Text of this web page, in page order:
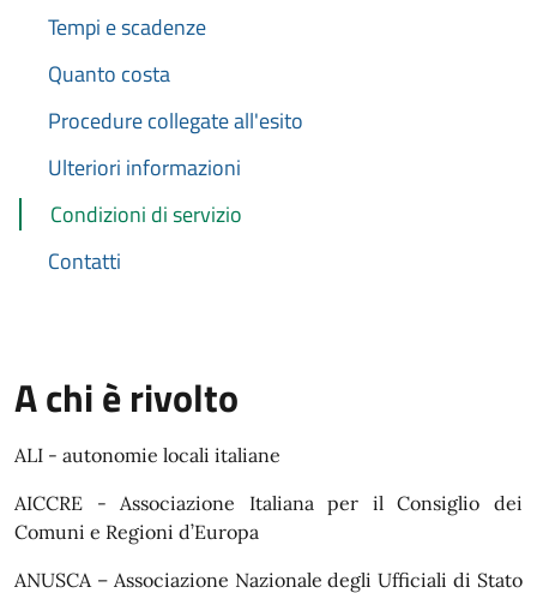
Tempi e scadenze
Quanto costa
Procedure collegate all'esito
Ulteriori informazioni
Condizioni di servizio
Contatti
A chi è rivolto
ALI - autonomie locali italiane
AICCRE - Associazione Italiana per il Consiglio dei
Comuni e Regioni d’Europa
ANUSCA – Associazione Nazionale degli Ufficiali di Stato